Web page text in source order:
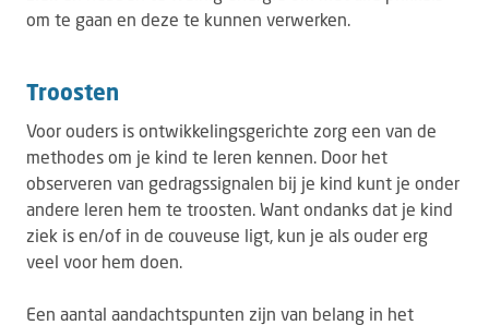
om te gaan en deze te kunnen verwerken.
Troosten
Voor ouders is ontwikkelingsgerichte zorg een van de
methodes om je kind te leren kennen. Door het
observeren van gedragssignalen bij je kind kunt je onder
andere leren hem te troosten. Want ondanks dat je kind
ziek is en/of in de couveuse ligt, kun je als ouder erg
veel voor hem doen.
Een aantal aandachtspunten zijn van belang in het